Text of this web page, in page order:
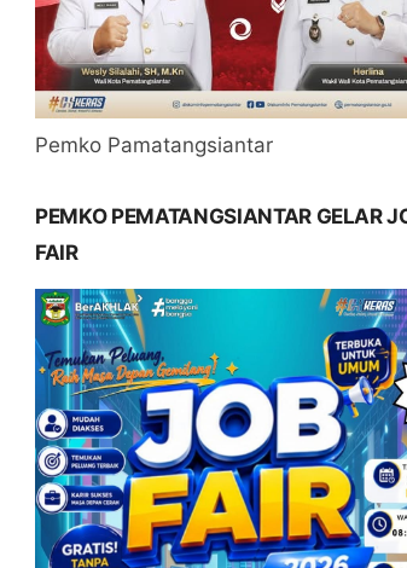
Pemko Pamatangsiantar
PEMKO PEMATANGSIANTAR GELAR
FAIR